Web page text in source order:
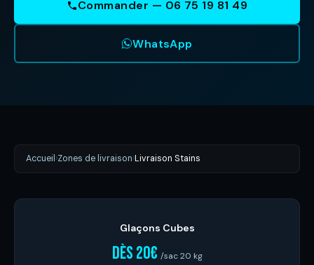
Commander — 06 75 19 81 49
WhatsApp
Accueil ›Zones de livraison›Livraison Stains
Glaçons Cubes
dès 20€ /sac 20 kg